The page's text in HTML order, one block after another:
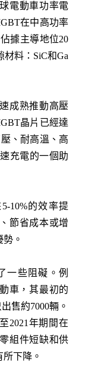
電動車功率電
在中高功率
據主導地位20
料：SiC和Ga
成熟推動高壓
晶片已經達
、耐高溫、高
充電的一個助
10%的效率提
節省成本或增
。
一些阻礙。例
車，其最初的
售約7000輛。
2021年期間在
組件短缺和供
下降。